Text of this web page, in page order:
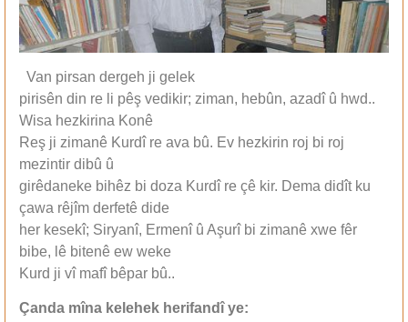
Van pirsan dergeh ji gelek
pirisên din re li pêş vedikir; ziman, hebûn, azadî û hwd..
Wisa hezkirina Konê
Reş ji zimanê Kurdî re ava bû. Ev hezkirin roj bi roj
mezintir dibû û
girêdaneke bihêz bi doza Kurdî re çê kir. Dema didît ku
çawa rêjîm derfetê dide
her kesekî; Siryanî, Ermenî û Aşurî bi zimanê xwe fêr
bibe, lê bitenê ew weke
Kurd ji vî mafî bêpar bû..
Çanda mîna kelehek herifandî ye: